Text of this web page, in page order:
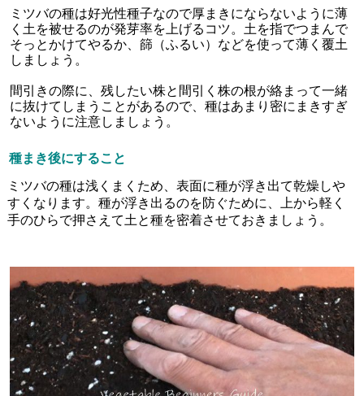
ミツバの種は好光性種子なので厚まきにならないように薄
く土を被せるのが発芽率を上げるコツ。土を指でつまんで
そっとかけてやるか、篩（ふるい）などを使って薄く覆土
しましょう。
間引きの際に、残したい株と間引く株の根が絡まって一緒
に抜けてしまうことがあるので、種はあまり密にまきすぎ
ないように注意しましょう。
種まき後にすること
ミツバの種は浅くまくため、表面に種が浮き出て乾燥しや
すくなります。種が浮き出るのを防ぐために、上から軽く
手のひらで押さえて土と種を密着させておきましょう。